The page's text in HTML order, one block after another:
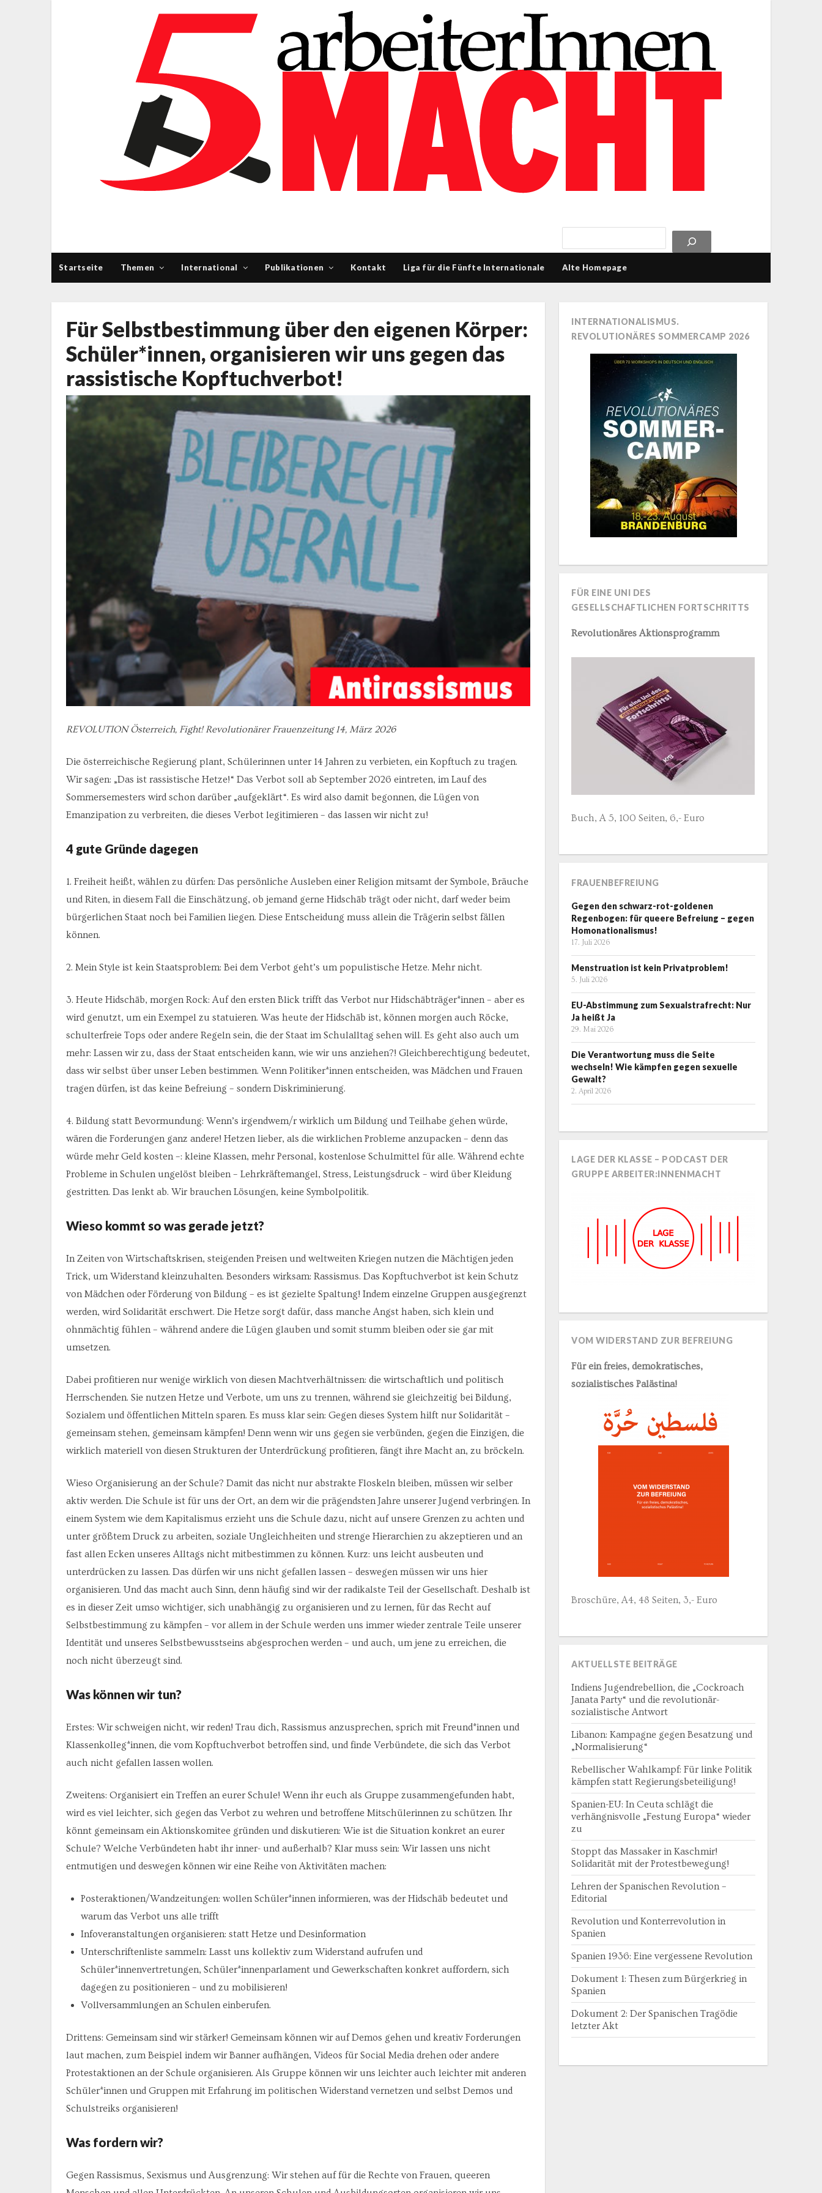
Startseite Themen International Publikationen Kontakt Liga für die Fünfte Internationale Alte Homepage
Für Selbstbestimmung über den eigenen Körper:
Schüler*innen, organisieren wir uns gegen das
rassistische Kopftuchverbot!
REVOLUTION Österreich, Fight! Revolutionärer Frauenzeitung 14, März 2026
Die österreichische Regierung plant, Schülerinnen unter 14 Jahren zu verbieten, ein Kopftuch zu tragen.
Wir sagen: „Das ist rassistische Hetze!“ Das Verbot soll ab September 2026 eintreten, im Lauf des
Sommersemesters wird schon darüber „aufgeklärt“. Es wird also damit begonnen, die Lügen von
Emanzipation zu verbreiten, die dieses Verbot legitimieren – das lassen wir nicht zu!
4 gute Gründe dagegen
1. Freiheit heißt, wählen zu dürfen: Das persönliche Ausleben einer Religion mitsamt der Symbole, Bräuche
und Riten, in diesem Fall die Einschätzung, ob jemand gerne Hidschāb trägt oder nicht, darf weder beim
bürgerlichen Staat noch bei Familien liegen. Diese Entscheidung muss allein die Trägerin selbst fällen
können.
2. Mein Style ist kein Staatsproblem: Bei dem Verbot geht’s um populistische Hetze. Mehr nicht.
3. Heute Hidschāb, morgen Rock: Auf den ersten Blick trifft das Verbot nur Hidschābträger*innen – aber es
wird genutzt, um ein Exempel zu statuieren. Was heute der Hidschāb ist, können morgen auch Röcke,
schulterfreie Tops oder andere Regeln sein, die der Staat im Schulalltag sehen will. Es geht also auch um
mehr: Lassen wir zu, dass der Staat entscheiden kann, wie wir uns anziehen?! Gleichberechtigung bedeutet,
dass wir selbst über unser Leben bestimmen. Wenn Politiker*innen entscheiden, was Mädchen und Frauen
tragen dürfen, ist das keine Befreiung – sondern Diskriminierung.
4. Bildung statt Bevormundung: Wenn’s irgendwem/r wirklich um Bildung und Teilhabe gehen würde,
wären die Forderungen ganz andere! Hetzen lieber, als die wirklichen Probleme anzupacken – denn das
würde mehr Geld kosten –: kleine Klassen, mehr Personal, kostenlose Schulmittel für alle. Während echte
Probleme in Schulen ungelöst bleiben – Lehrkräftemangel, Stress, Leistungsdruck – wird über Kleidung
gestritten. Das lenkt ab. Wir brauchen Lösungen, keine Symbolpolitik.
Wieso kommt so was gerade jetzt?
In Zeiten von Wirtschaftskrisen, steigenden Preisen und weltweiten Kriegen nutzen die Mächtigen jeden
Trick, um Widerstand kleinzuhalten. Besonders wirksam: Rassismus. Das Kopftuchverbot ist kein Schutz
von Mädchen oder Förderung von Bildung – es ist gezielte Spaltung! Indem einzelne Gruppen ausgegrenzt
werden, wird Solidarität erschwert. Die Hetze sorgt dafür, dass manche Angst haben, sich klein und
ohnmächtig fühlen – während andere die Lügen glauben und somit stumm bleiben oder sie gar mit
umsetzen.
Dabei profitieren nur wenige wirklich von diesen Machtverhältnissen: die wirtschaftlich und politisch
Herrschenden. Sie nutzen Hetze und Verbote, um uns zu trennen, während sie gleichzeitig bei Bildung,
Sozialem und öffentlichen Mitteln sparen. Es muss klar sein: Gegen dieses System hilft nur Solidarität –
gemeinsam stehen, gemeinsam kämpfen! Denn wenn wir uns gegen sie verbünden, gegen die Einzigen, die
wirklich materiell von diesen Strukturen der Unterdrückung profitieren, fängt ihre Macht an, zu bröckeln.
Wieso Organisierung an der Schule? Damit das nicht nur abstrakte Floskeln bleiben, müssen wir selber
aktiv werden. Die Schule ist für uns der Ort, an dem wir die prägendsten Jahre unserer Jugend verbringen. In
einem System wie dem Kapitalismus erzieht uns die Schule dazu, nicht auf unsere Grenzen zu achten und
unter größtem Druck zu arbeiten, soziale Ungleichheiten und strenge Hierarchien zu akzeptieren und an
fast allen Ecken unseres Alltags nicht mitbestimmen zu können. Kurz: uns leicht ausbeuten und
unterdrücken zu lassen. Das dürfen wir uns nicht gefallen lassen – deswegen müssen wir uns hier
organisieren. Und das macht auch Sinn, denn häufig sind wir der radikalste Teil der Gesellschaft. Deshalb ist
es in dieser Zeit umso wichtiger, sich unabhängig zu organisieren und zu lernen, für das Recht auf
Selbstbestimmung zu kämpfen – vor allem in der Schule werden uns immer wieder zentrale Teile unserer
Identität und unseres Selbstbewusstseins abgesprochen werden – und auch, um jene zu erreichen, die
noch nicht überzeugt sind.
Was können wir tun?
Erstes: Wir schweigen nicht, wir reden! Trau dich, Rassismus anzusprechen, sprich mit Freund*innen und
Klassenkolleg*innen, die vom Kopftuchverbot betroffen sind, und finde Verbündete, die sich das Verbot
auch nicht gefallen lassen wollen.
Zweitens: Organisiert ein Treffen an eurer Schule! Wenn ihr euch als Gruppe zusammengefunden habt,
wird es viel leichter, sich gegen das Verbot zu wehren und betroffene Mitschülerinnen zu schützen. Ihr
könnt gemeinsam ein Aktionskomitee gründen und diskutieren: Wie ist die Situation konkret an eurer
Schule? Welche Verbündeten habt ihr inner- und außerhalb? Klar muss sein: Wir lassen uns nicht
entmutigen und deswegen können wir eine Reihe von Aktivitäten machen:
Posteraktionen/Wandzeitungen: wollen Schüler*innen informieren, was der Hidschāb bedeutet und
warum das Verbot uns alle trifft
Infoveranstaltungen organisieren: statt Hetze und Desinformation
Unterschriftenliste sammeln: Lasst uns kollektiv zum Widerstand aufrufen und
Schüler*innenvertretungen, Schüler*innenparlament und Gewerkschaften konkret auffordern, sich
dagegen zu positionieren – und zu mobilisieren!
Vollversammlungen an Schulen einberufen.
Drittens: Gemeinsam sind wir stärker! Gemeinsam können wir auf Demos gehen und kreativ Forderungen
laut machen, zum Beispiel indem wir Banner aufhängen, Videos für Social Media drehen oder andere
Protestaktionen an der Schule organisieren. Als Gruppe können wir uns leichter auch leichter mit anderen
Schüler*innen und Gruppen mit Erfahrung im politischen Widerstand vernetzen und selbst Demos und
Schulstreiks organisieren!
Was fordern wir?
Gegen Rassismus, Sexismus und Ausgrenzung: Wir stehen auf für die Rechte von Frauen, queeren
INTERNATIONALISMUS.
REVOLUTIONÄRES SOMMERCAMP 2026
FÜR EINE UNI DES
GESELLSCHAFTLICHEN FORTSCHRITTS
Revolutionäres Aktionsprogramm
Buch, A 5, 100 Seiten, 6,- Euro
FRAUENBEFREIUNG
Gegen den schwarz-rot-goldenen
Regenbogen: für queere Befreiung – gegen
Homonationalismus!
17. Juli 2026
Menstruation ist kein Privatproblem!
5. Juli 2026
EU-Abstimmung zum Sexualstrafrecht: Nur
Ja heißt Ja
29. Mai 2026
Die Verantwortung muss die Seite
wechseln! Wie kämpfen gegen sexuelle
Gewalt?
2. April 2026
LAGE DER KLASSE – PODCAST DER
GRUPPE ARBEITER:INNENMACHT
VOM WIDERSTAND ZUR BEFREIUNG
Für ein freies, demokratisches,
sozialistisches Palästina!
Broschüre, A4, 48 Seiten, 3,- Euro
AKTUELLSTE BEITRÄGE
Indiens Jugendrebellion, die „Cockroach
Janata Party“ und die revolutionär-
sozialistische Antwort
Libanon: Kampagne gegen Besatzung und
„Normalisierung“
Rebellischer Wahlkampf: Für linke Politik
kämpfen statt Regierungsbeteiligung!
Spanien-EU: In Ceuta schlägt die
verhängnisvolle „Festung Europa“ wieder
zu
Stoppt das Massaker in Kaschmir!
Solidarität mit der Protestbewegung!
Lehren der Spanischen Revolution –
Editorial
Revolution und Konterrevolution in
Spanien
Spanien 1936: Eine vergessene Revolution
Dokument 1: Thesen zum Bürgerkrieg in
Spanien
Dokument 2: Der Spanischen Tragödie
letzter Akt